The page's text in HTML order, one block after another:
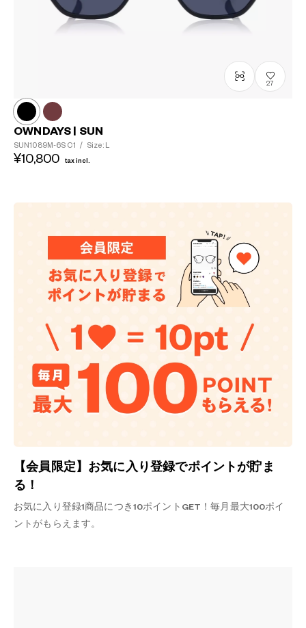
【会員限定】お気に入り登録でポイントが貯ま
る！
お気に入り登録1商品につき10ポイントGET！毎月最大100ポイ
ントがもらえます。
27
OWNDAYS | SUN
SUN1089M-6S C1 / Size: L
¥10,800 tax incl.